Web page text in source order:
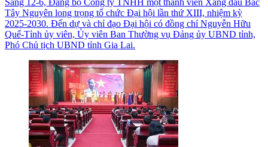
Tây Nguyên long trọng tổ chức Đại hội lần thứ XIII, nhiệm kỳ
2025-2030. Đến dự và chỉ đạo Đại hội có đồng chí Nguyễn Hữu
Quế-Tỉnh ủy viên, Ủy viên Ban Thường vụ Đảng ủy UBND tỉnh,
Phó Chủ tịch UBND tỉnh Gia Lai.